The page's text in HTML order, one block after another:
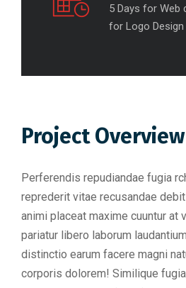
5 Days for Web
for Logo Design
Project Overview
Perferendis repudiandae fugia
reprederit vitae recusandae
animi placeat maxime cuuntur at
pariatur libero laborum
distinctio earum facere magni
corporis dolorem! Similique